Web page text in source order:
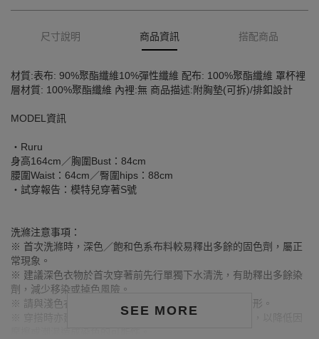
尺寸說明 商品資訊 搭配商品
SEE MORE
材質:表布: 90%聚酯纖維10%彈性纖維 配布: 100%聚酯纖維 罩杯裡
層材質: 100%聚酯纖維 內裡:無 商品描述:附胸墊(可拆)/排釦設計
MODEL資訊
‧Ruru
身高164cm／胸圍Bust：84cm
腰圍Waist：64cm／臀圍hips：88cm
‧試穿報告：模特兒穿著S號
洗滌注意事項：
※ 首次洗滌時，深色／飽和色系布料較易釋出多餘的固色劑，屬正
常現象。
※ 建議深色衣物於首次穿著前先行單獨下水清洗，有助釋出多餘染
劑，減少移染或掉色風險。
※ 請與淺色衣物分開洗滌，避免互相染色或產生移染情形。
※ 穿搭時亦建議避免與淺色配件、包款、飾品一同使用，以降低因